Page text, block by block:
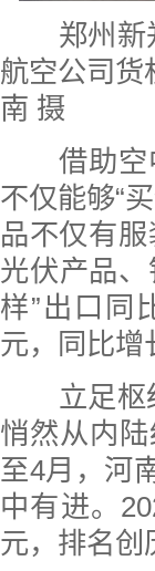
郑州新
航空公司货
南 摄
借助空中
不仅能够“
品不仅有
光伏产品、
样”出口同
元，同比增
立足枢纽
悄然从内
至4月，河
中有进。
元，排名创